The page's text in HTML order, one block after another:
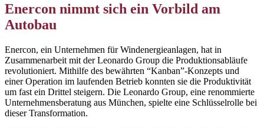
Enercon nimmt sich ein Vorbild am
Autobau
Enercon, ein Unternehmen für Windenergieanlagen, hat in
Zusammenarbeit mit der Leonardo Group die Produktionsabläufe
revolutioniert. Mithilfe des bewährten “Kanban”-Konzepts und
einer Operation im laufenden Betrieb konnten sie die Produktivität
um fast ein Drittel steigern. Die Leonardo Group, eine renommierte
Unternehmensberatung aus München, spielte eine Schlüsselrolle bei
dieser Transformation.